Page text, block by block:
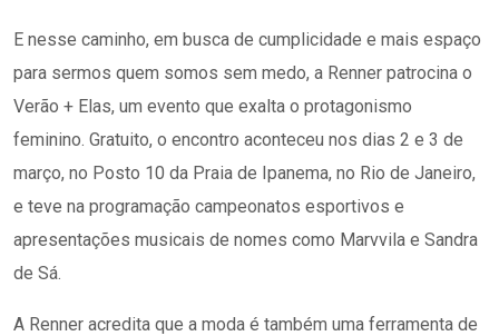
E nesse caminho, em busca de cumplicidade e mais espaço
para sermos quem somos sem medo, a Renner patrocina o
Verão + Elas, um evento que exalta o protagonismo
feminino. Gratuito, o encontro aconteceu nos dias 2 e 3 de
março, no Posto 10 da Praia de Ipanema, no Rio de Janeiro,
e teve na programação campeonatos esportivos e
apresentações musicais de nomes como Marvvila e Sandra
de Sá.
A Renner acredita que a moda é também uma ferramenta de